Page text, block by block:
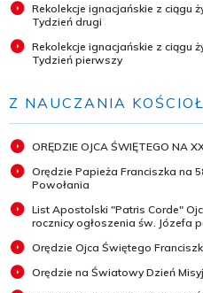
Rekolekcje ignacjańskie z ciągu
Tydzień drugi
Rekolekcje ignacjańskie z ciągu
Tydzień pierwszy
Z NAUCZANIA
ORĘDZIE OJCA ŚWIĘTEGO NA
Orędzie Papieża Franciszka na
Powołania
List Apostolski "Patris Corde"
rocznicy ogłoszenia św. Józefa
Orędzie Ojca Świętego
Orędzie na Światowy Dzień